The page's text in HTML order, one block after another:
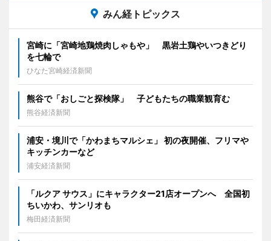
みん経トピックス
宮崎に「宮崎地鶏焼肉しゃもや」 黒岩土鶏やいつきどり
を七輪で
ひなた宮崎経済新聞
熊谷で「おしごと探検隊」 子どもたちの職業観育む
熊谷経済新聞
浦安・境川で「かわまちマルシェ」 初の夜開催、フリマや
キッチンカーなど
浦安経済新聞
「ルクア サウス」にキャラクター21店オープンへ 全国初
ちいかわ、サンリオも
梅田経済新聞